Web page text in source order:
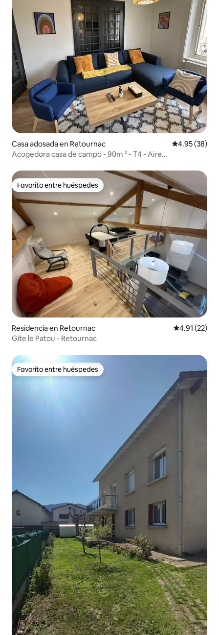
Casa adosada en Retournac Calificación
4.95 (38)
Acogedora casa de campo - 90m ² - T4 - Aire
Favorito entre huéspedes
Favorito entre huéspedes
Residencia en Retournac Calificación
4.91 (22)
Gite le Patou - Retournac
Favorito entre huéspedes
Favorito entre huéspedes